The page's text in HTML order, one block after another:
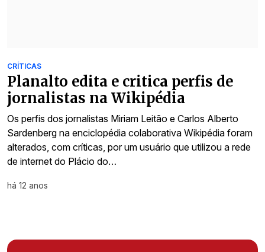
CRÍTICAS
Planalto edita e critica perfis de
jornalistas na Wikipédia
Os perfis dos jornalistas Miriam Leitão e Carlos Alberto
Sardenberg na enciclopédia colaborativa Wikipédia foram
alterados, com críticas, por um usuário que utilizou a rede
de internet do Plácio do…
há 12 anos